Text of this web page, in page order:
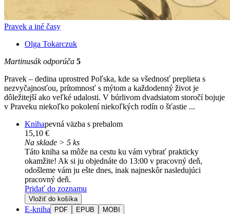
Pravek a iné časy
Olga Tokarczuk
Martinusák odporúča 5
Pravek – dedina uprostred Poľska, kde sa všednosť preplieta s
nezvyčajnosťou, prítomnosť s mýtom a každodenný život je
dôležitejší ako veľké udalosti. V búrlivom dvadsiatom storočí bojuje
v Praveku niekoľko pokolení niekoľkých rodín o šťastie ...
Knihapevná väzba s prebalom
15,10 €
Na sklade > 5 ks
Táto kniha sa môže na cestu ku vám vybrať prakticky
okamžite! Ak si ju objednáte do 13:00 v pracovný deň,
odošleme vám ju ešte dnes, inak najneskôr nasledujúci
pracovný deň.
Pridať do zoznamu
Vložiť do košíka
E-kniha PDF EPUB MOBI